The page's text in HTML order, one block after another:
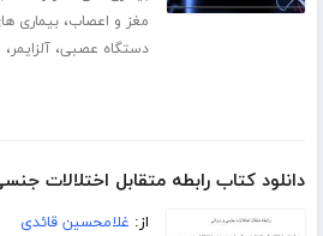
مغز و اعصاب،بیماری
دستگاه عصبی،آلزایمر،
دانلود کتاب رابطه متقابل اختلالات
از: غلامحسین قائدی